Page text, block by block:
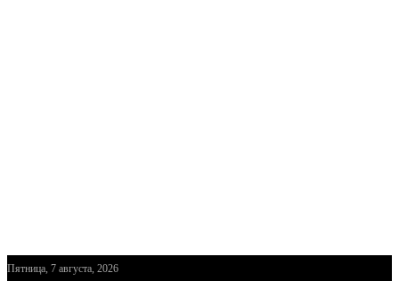
Пятница, 7 августа, 2026